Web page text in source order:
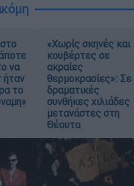
να
ήταν
το
«Χωρίς σκηνές και
κουβέρτες σε
ακραίες
θερμοκρασίες»: Σε
δραματικές
συνθήκες χιλιάδες
μετανάστες στη
Θέουτα